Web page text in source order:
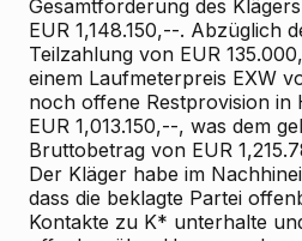
Gesamtforderung des
EUR 1,148.150,--. Abzüglich
Teilzahlung von EUR
einem Laufmeterpreis EXW
noch offene Restprovision in
EUR 1,013.150,--, was dem
Bruttobetrag von EUR
Der Kläger habe im
dass die beklagte Partei
Kontakte zu K* unterhalte